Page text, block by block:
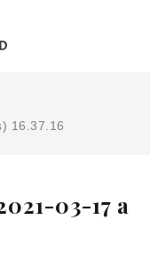
16.37.16
03-17 a